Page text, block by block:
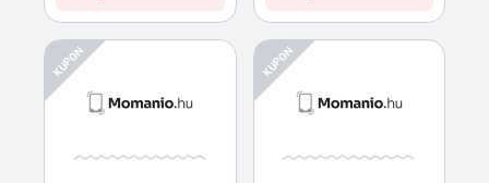
KUPON KUPON